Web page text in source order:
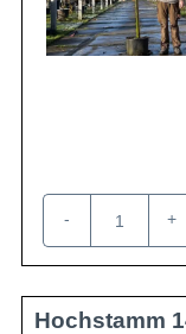
- +
Hochstamm